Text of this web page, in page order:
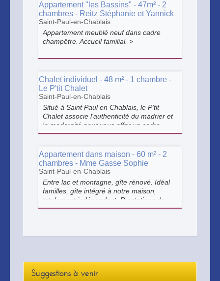
Appartement "les Bassins" - 47m² - 2
chambres - Reitz Stéphanie et Yannick
Saint-Paul-en-Chablais
Appartement meublé neuf dans cadre
champêtre. Accueil familial. >
Chalet individuel - 48 m² - 1 chambre -
Le P'tit Chalet
Saint-Paul-en-Chablais
Situé à Saint Paul en Chablais, le P'tit
Chalet associe l'authenticité du madrier et
la modernité pour vous offrir un cadre
chaleureux situé au cœur du plateau du
Appartement dans maison - 60 m² - 2
chambres - Mme Gasse Sophie
Saint-Paul-en-Chablais
Entre lac et montagne, gîte rénové. Idéal
familles, gîte intégré à notre maison,
totalement indépendant. Prestations de
qualité. Environnement champêtre et
ski à 10 minutes
Suggestions à venir